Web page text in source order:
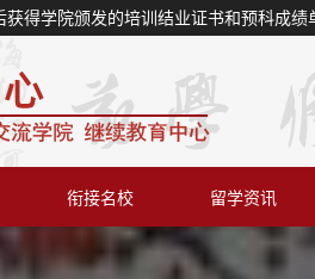
得学院颁发的培训结业证书和预科成绩
衔接名校 留学资讯